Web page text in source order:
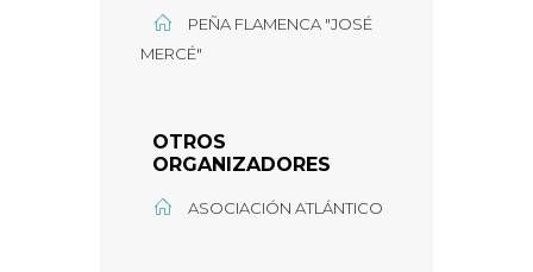
PEÑA FLAMENCA "JOSÉ
MERCÉ"
OTROS
ORGANIZADORES
ASOCIACIÓN ATLÁNTICO